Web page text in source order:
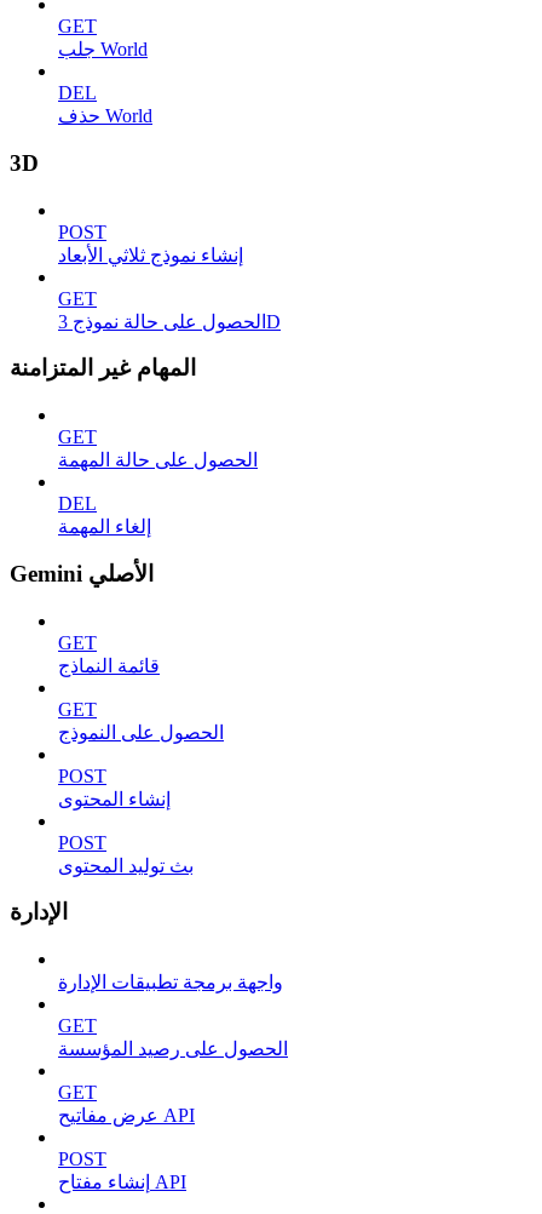
GET
جلب World
DEL
حذف World
3D
POST
إنشاء نموذج ثلاثي الأبعاد
GET
الحصول على حالة نموذج 3D
المهام غير المتزامنة
GET
الحصول على حالة المهمة
DEL
إلغاء المهمة
Gemini الأصلي
GET
قائمة النماذج
GET
الحصول على النموذج
POST
إنشاء المحتوى
POST
بث توليد المحتوى
الإدارة
واجهة برمجة تطبيقات الإدارة
GET
الحصول على رصيد المؤسسة
GET
عرض مفاتيح API
POST
إنشاء مفتاح API